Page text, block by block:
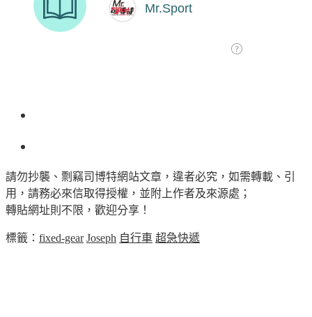
請勿抄襲、剽竊司博特網站文章，違者必究，如需轉載、引
用，請務必來信取得授權，並附上作者及來源處；
轉貼網址則不限，歡迎分享！
標籤： fixed-gear Joseph 自行車 超急快遞